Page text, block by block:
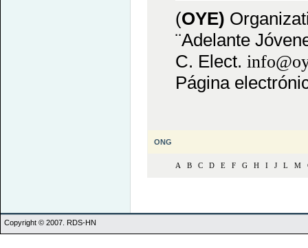
(OYE)
¨Adelante
C. Elect.
Página
ONG
A B C D E F G H I J L M
Copyright © 2007. RDS-HN